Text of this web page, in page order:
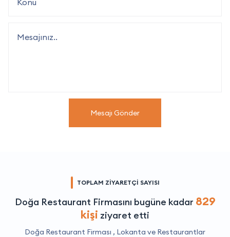
Mesajı Gönder
TOPLAM ZİYARETÇİ SAYISI
Doğa Restaurant Firmasını bugüne kadar 829
kişi ziyaret etti
Doğa Restaurant Firması , Lokanta ve Restaurantlar